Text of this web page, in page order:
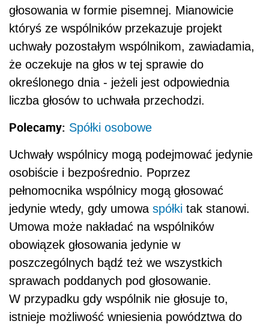
głosowania w formie pisemnej. Mianowicie
któryś ze wspólników przekazuje projekt
uchwały pozostałym wspólnikom, zawiadamia,
że oczekuje na głos w tej sprawie do
określonego dnia - jeżeli jest odpowiednia
liczba głosów to uchwała przechodzi.
Polecamy: Spółki osobowe
Uchwały wspólnicy mogą podejmować jedynie
osobiście i bezpośrednio. Poprzez
pełnomocnika wspólnicy mogą głosować
jedynie wtedy, gdy umowa spółki tak stanowi.
Umowa może nakładać na wspólników
obowiązek głosowania jedynie w
poszczególnych bądź też we wszystkich
sprawach poddanych pod głosowanie.
W przypadku gdy wspólnik nie głosuje to,
istnieje możliwość wniesienia powództwa do